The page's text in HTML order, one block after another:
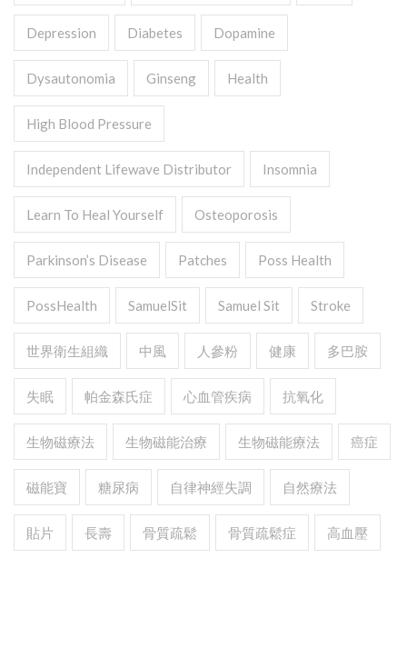
Depression Diabetes Dopamine
Dysautonomia Ginseng Health
High Blood Pressure
Independent Lifewave Distributor Insomnia
Learn To Heal Yourself Osteoporosis
Parkinson’s Disease Patches Poss Health
PossHealth SamuelSit Samuel Sit Stroke
世界衛生組織 中風 人參粉 健康 多巴胺
失眠 帕金森氏症 心血管疾病 抗氧化
生物磁療法 生物磁能治療 生物磁能療法 癌症
磁能寶 糖尿病 自律神經失調 自然療法
貼片 長壽 骨質疏鬆 骨質疏鬆症 高血壓